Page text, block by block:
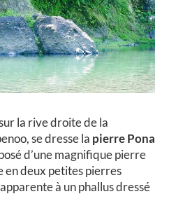
la rive droite de la
se dresse la pierre Pona
d’une magnifique pierre
en deux petites pierres
à un phallus dressé